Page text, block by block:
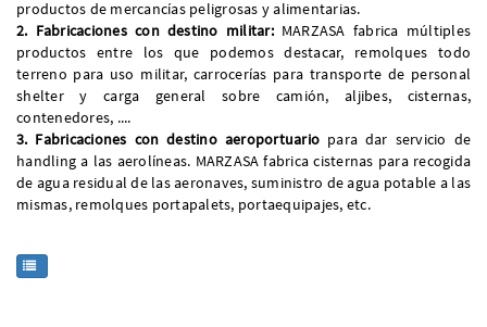
productos de mercancías peligrosas y alimentarias.
2. Fabricaciones con destino militar:MARZASA fabrica múltiples
productos entre los que podemos destacar, remolques todo
terreno para uso militar, carrocerías para transporte de personal
shelter y carga general sobre camión, aljibes, cisternas,
contenedores, ....
3. Fabricaciones con destino aeroportuario para dar servicio de
handling a las aerolíneas. MARZASA fabrica cisternas para recogida
de agua residual de las aeronaves, suministro de agua potable a las
mismas, remolques portapalets, portaequipajes, etc.